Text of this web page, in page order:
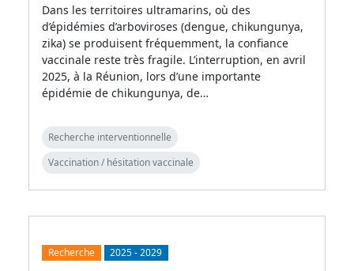
Dans les territoires ultramarins, où des
d’épidémies d’arboviroses (dengue, chikungunya,
zika) se produisent fréquemment, la confiance
vaccinale reste très fragile. L’interruption, en avril
2025, à la Réunion, lors d’une importante
épidémie de chikungunya, de…
Recherche interventionnelle
Vaccination / hésitation vaccinale
Recherche 2025-2029